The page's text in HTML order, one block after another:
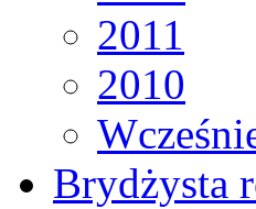
2011
2010
Brydżysta